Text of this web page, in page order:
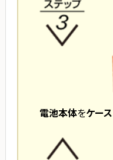
電池本体をケース